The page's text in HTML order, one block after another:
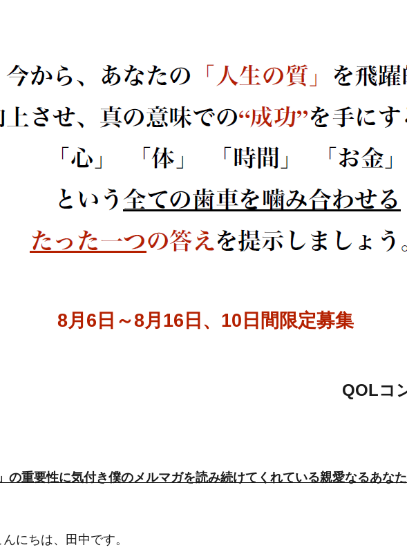
8月6日～8月16日、10日間限定募集
QOLコ
の重要性に気付き僕のメルマガを読み続けてくれている親愛なるあなた
にちは、田中です。